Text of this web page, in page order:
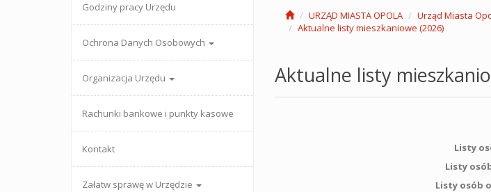
Godziny pracy Urzędu
Ochrona Danych Osobowych
Organizacja Urzędu
Rachunki bankowe i punkty kasowe
Kontakt
Załatw sprawę w Urzędzie
URZĄD MIASTA OPOLA Urząd Miasta
Aktualne listy mieszkaniowe (2026)
Aktualne listy
Listy
Listy
Listy osób